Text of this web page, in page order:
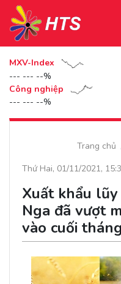
MXV-Index
--- --- --%
Công nghiệp
--- --- --%
Trang chủ
Thứ Hai, 01/11/2021,
Xuất khẩu
Nga đã vượt
vào cuối